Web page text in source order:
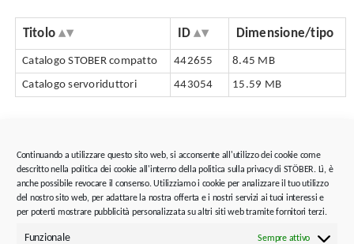
Continuando a utilizzare questo sito web, si acconsente all'utilizzo dei cookie come
descritto nella politica dei cookie all'interno della politica sulla privacy di STÖBER. Lì, è
anche possibile revocare il consenso. Utilizziamo i cookie per analizzare il tuo utilizzo
del nostro sito web, per adattare la nostra offerta e i nostri servizi ai tuoi interessi e
per poterti mostrare pubblicità personalizzata su altri siti web tramite fornitori terzi.
Funzionale Sempre attivo
Titolo ID Dimensione/tipo
Catalogo STOBER compatto 442655
8.45 MB
Catalogo servoriduttori
443054 15.59 MB
Tool e software
Assistenza, sostituzione e riparazione
Consulenza tecnica